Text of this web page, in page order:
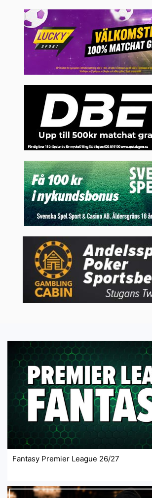
Fantasy Premier League 26/27